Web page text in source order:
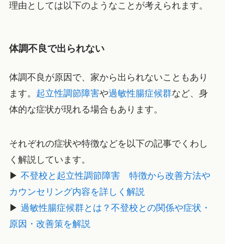
理由としては以下のようなことが考えられます。
体調不良で出られない
体調不良が原因で、家から出られないこともあり
ます。 起立性調節障害や過敏性腸症候群など、身
体的な症状が現れる場合もあります。
それぞれの症状や特徴などを以下の記事でくわし
く解説しています。
▶ 不登校と起立性調節障害 特徴から改善方法や
カウンセリング内容を詳しく解説
▶ 過敏性腸症候群とは？不登校との関係や症状・
原因・改善策を解説